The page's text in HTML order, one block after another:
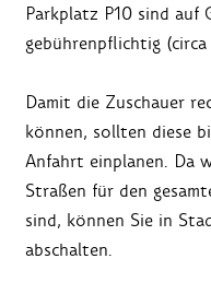
Parkplatz P10 sind auf
gebührenpflichtig
Damit die Zuschauer
können, sollten diese
Anfahrt einplanen. Da
Straßen für den
sind, können Sie in
abschalten.